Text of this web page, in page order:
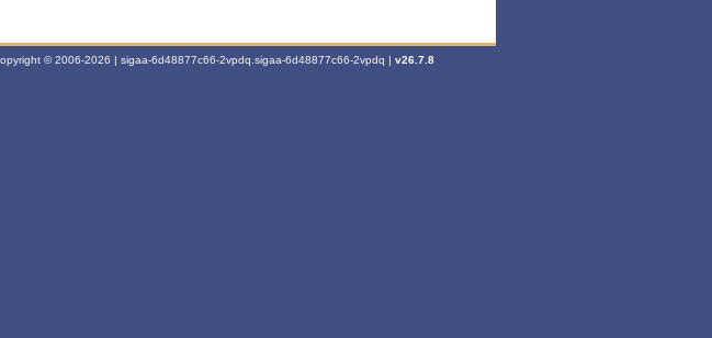
© 2006-2026 | sigaa-6d48877c66-2vpdq.sigaa-6d48877c66-2vpdq | v26.7.8